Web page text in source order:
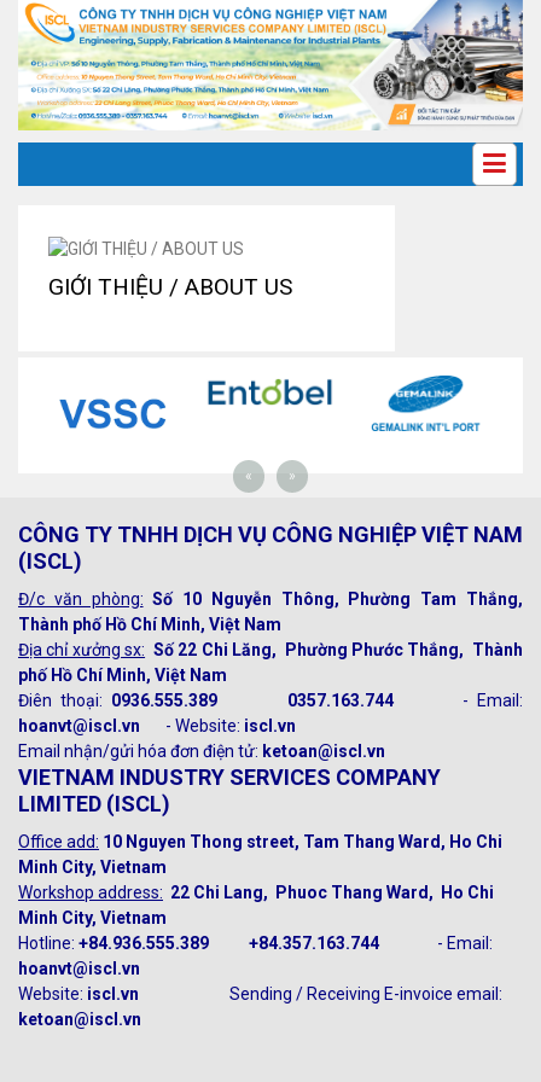
GIỚI THIỆU / ABOUT US
« »
CÔNG TY TNHH DỊCH VỤ CÔNG NGHIỆP VIỆT NAM
(ISCL)
Đ/c văn phòng: Số 10 Nguyễn Thông, Phường Tam Thắng,
Thành phố Hồ Chí Minh, Việt Nam
Địa chỉ xưởng sx: Số 22 Chi Lăng, Phường Phước Thắng, Thành
phố Hồ Chí Minh, Việt Nam
Điên thoại: 0936.555.389 0357.163.744- Email:
hoanvt@iscl.vn - Website: iscl.vn
Email nhận/gửi hóa đơn điện tử: ketoan@iscl.vn
VIETNAM INDUSTRY SERVICES COMPANY
LIMITED (ISCL)
Office add: 10 Nguyen Thong street, Tam Thang Ward, Ho Chi
Minh City, Vietnam
Workshop address: 22 Chi Lang, Phuoc Thang Ward, Ho Chi
Minh City, Vietnam
Hotline: +84.936.555.389 +84.357.163.744
- Email:
hoanvt@iscl.vn
Website: iscl.vn Sending / Receiving E-invoice email:
ketoan@iscl.vn